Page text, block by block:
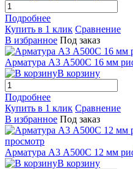
Подробнее
Купить в 1 клик Сравнение
В избранное Под заказ
Арматура А3 А500С 16 мм
В корзину
Подробнее
Купить в 1 клик Сравнение
В избранное Под заказ
просмотр
Арматура А3 А500С 12 мм
В корзину